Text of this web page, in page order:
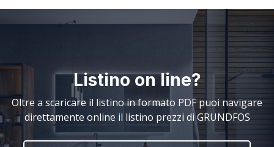
Listino on line?
Oltre a scaricare il listino in formato PDF puoi navigare
direttamente online il listino prezzi di GRUNDFOS